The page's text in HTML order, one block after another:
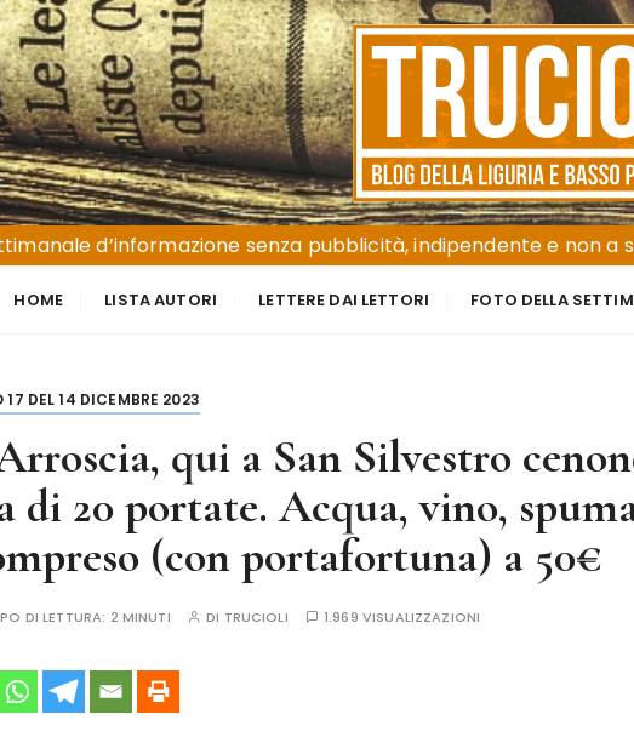
d’informazione senza pubblicità, indipendente e non a
HOME LISTA AUTORI LETTERE DAI LETTORI FOTO DELLA
17 DEL 14 DICEMBRE 2023
qui a San Silvestro
di 20 portate. Acqua, vino,
(con portafortuna) a 50€
DI LETTURA: 2 MINUTI DI TRUCIOLI 1.969 VISUALIZZAZIONI